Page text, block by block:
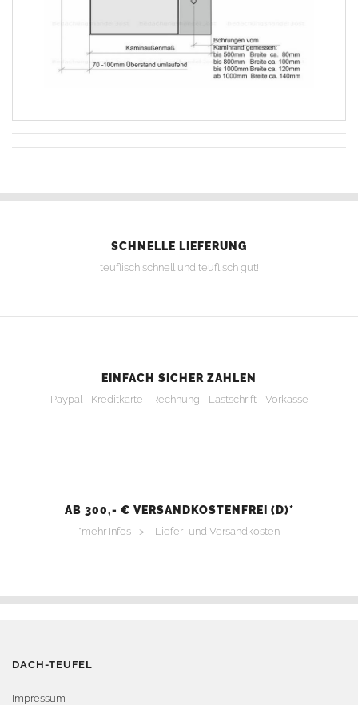
SCHNELLE LIEFERUNG
teuflisch schnell und teuflisch gut!
EINFACH SICHER ZAHLEN
Paypal - Kreditkarte - Rechnung - Lastschrift - Vorkasse
AB 300,- € VERSANDKOSTENFREI (D)*
*mehr Infos > Liefer- und Versandkosten
DACH-TEUFEL
Impressum